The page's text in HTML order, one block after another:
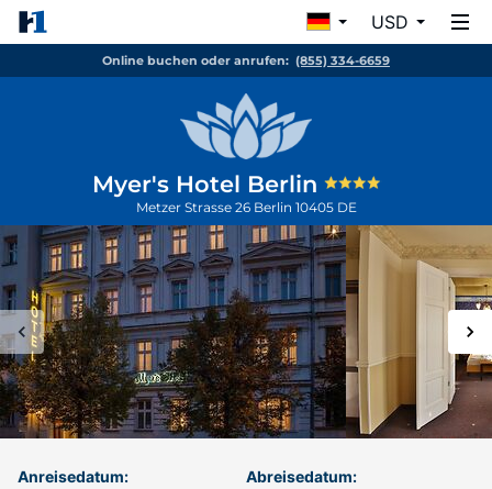
USD
Online buchen oder anrufen: (855) 334-6659
Myer's Hotel Berlin
Metzer Strasse 26 Berlin 10405 DE
Anreisedatum: Abreisedatum: